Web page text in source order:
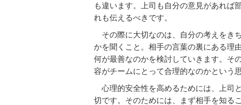
も違います。上司も自分の意見があれば
れも伝えるべきです。
その際に大切なのは、自分の考えをき
かを聞くこと。相手の言葉の裏にある理
何が最善なのかを検討していきます。そ
容がチームにとって合理的なのかという
心理的安全性を高めるためには、上司
切です。そのためには、まず相手を知る